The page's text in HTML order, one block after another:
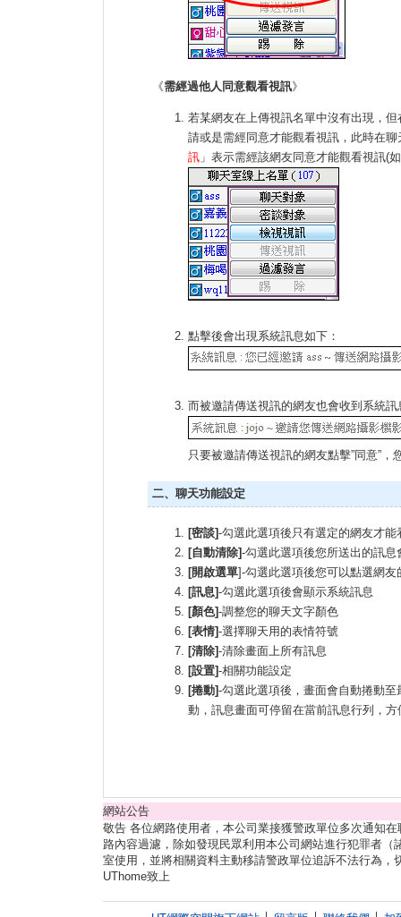
《需經過他人同意觀看視訊》
若某網友在上傳視訊名單中沒有出現，
請或是需經同意才能觀看視訊，此時在
訊 」表示需經該網友同意才能觀看視訊(
點擊後會出現系統訊息如下：
而被邀請傳送視訊的網友也會收到系統訊
只要被邀請傳送視訊的網友點擊”同意”，
二、聊天功能設定
[密談]-勾選此選項後只有選定的網友才能
[自動清除]-勾選此選項後您所送出的訊
[開啟選單]-勾選此選項後您可以點選網
[訊息]-勾選此選項後會顯示系統訊息
[顏色]-調整您的聊天文字顏色
[表情]-選擇聊天用的表情符號
[清除]-清除畫面上所有訊息
[設置]-相關功能設定
[捲動]-勾選此選項後，畫面會自動捲動
動，訊息畫面可停留在當前訊息行列，方
網站公告
敬告 各位網路使用者，本公司業接獲警政單位多次通知
路內容過濾，除如發現民眾利用本公司網站進行犯罪者
室使用，並將相關資料主動移請警政單位追訴不法行為，
UThome致上